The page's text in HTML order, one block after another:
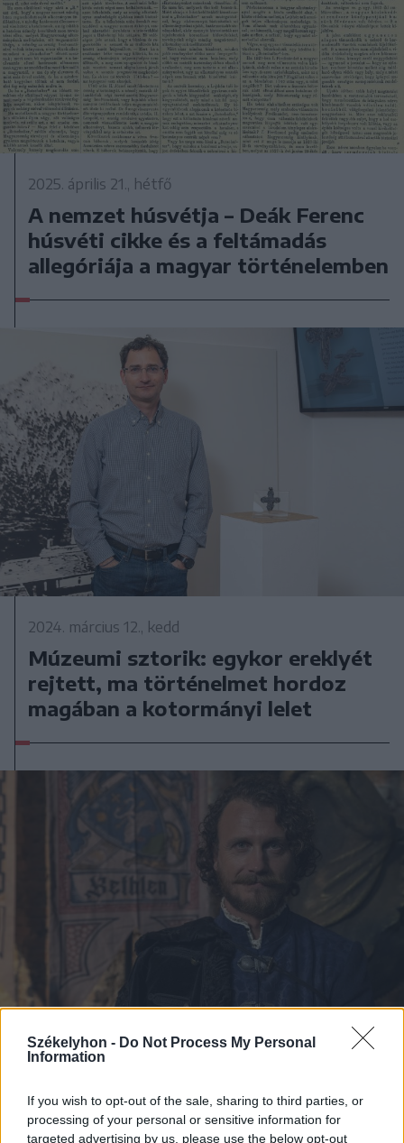
Székelyhon - Do Not Process My Personal
Information
If you wish to opt-out of the sale, sharing to third parties, or
processing of your personal or sensitive information for
targeted advertising by us, please use the below opt-out
2025. április 21., hétfő
A nemzet húsvétja – Deák Ferenc
húsvéti cikke és a feltámadás
allegóriája a magyar történelemben
2024. március 12., kedd
Múzeumi sztorik: egykor ereklyét
rejtett, ma történelmet hordoz
magában a kotormányi lelet
Bokor Barna: Bethlen Gábor a
kollektív erdélyi emlékezetünk